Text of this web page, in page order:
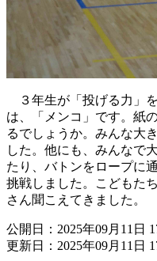
３年生が「投げる力」
は、「メンコ」です。紙
るでしょうか。みんな大
した。他にも、みんなで
たり、バトンをロープに
挑戦しました。こどもた
さん聞こえてきました。
公開日：2025年09月11日
更新日：2025年09月11日